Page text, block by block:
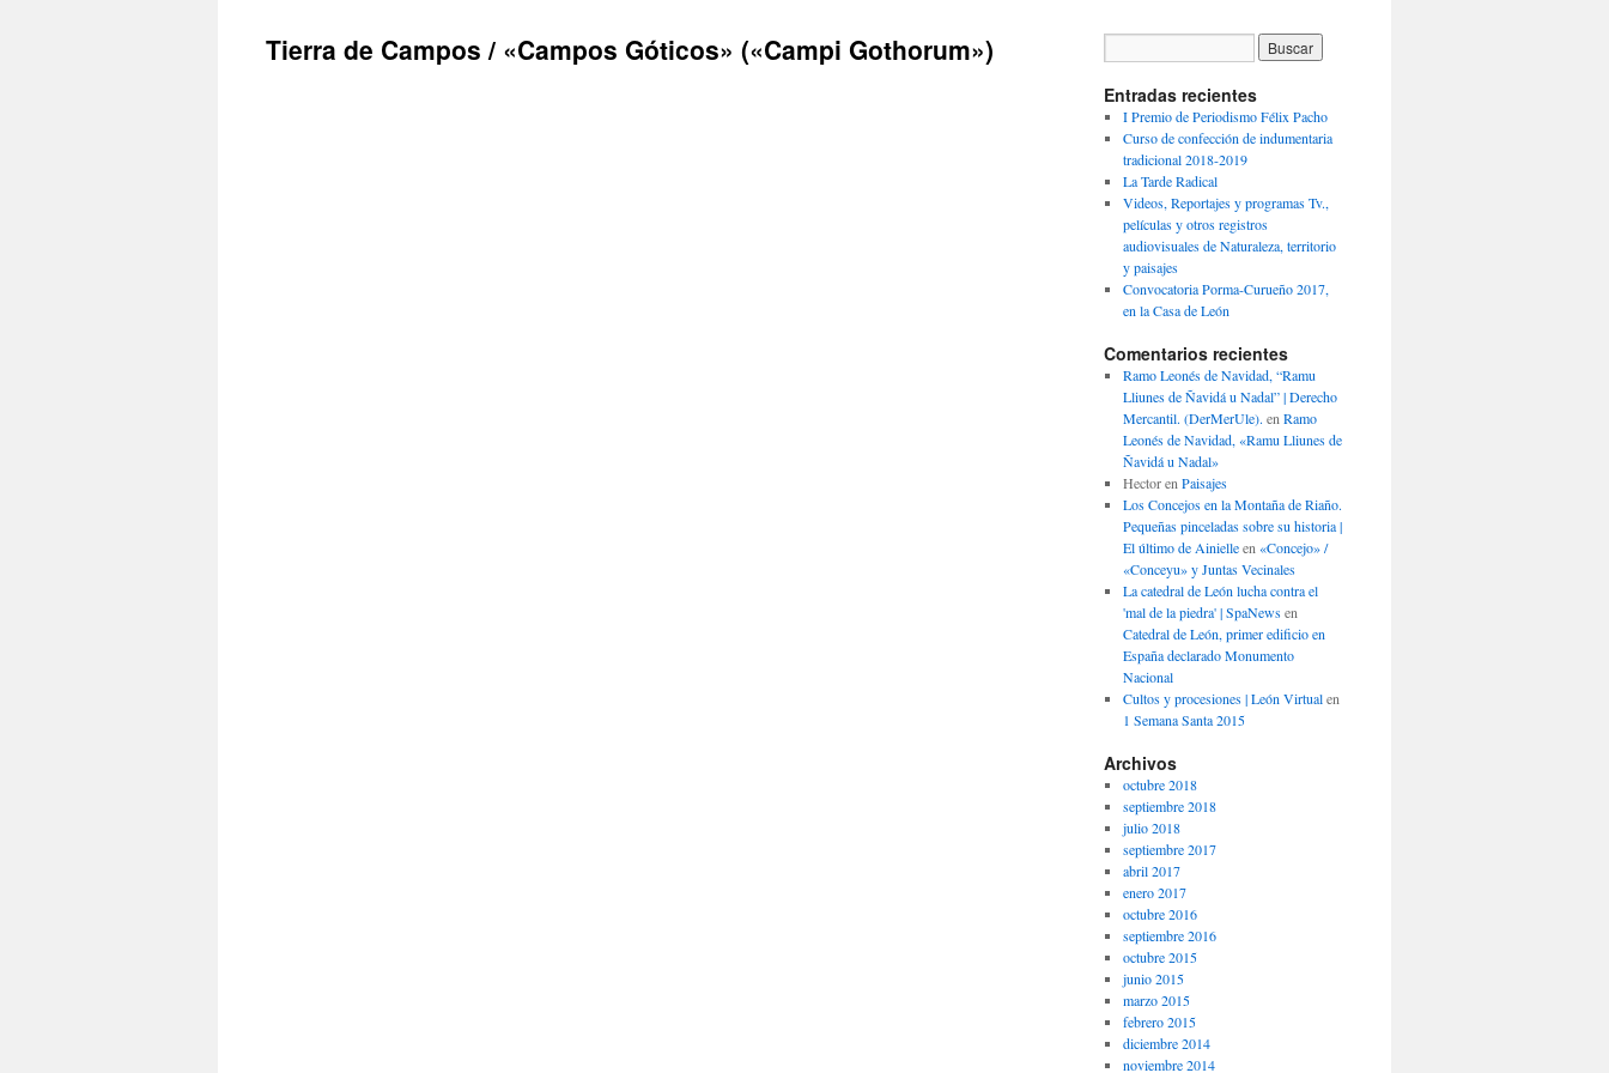
Tierra de Campos / «Campos Góticos» («Campi Gothorum»)
Entradas recientes
I Premio de Periodismo Félix Pacho
Curso de confección de indumentaria
tradicional 2018-2019
La Tarde Radical
Videos, Reportajes y programas Tv.,
películas y otros registros
audiovisuales de Naturaleza, territorio
y paisajes
Convocatoria Porma-Curueño 2017,
en la Casa de León
Comentarios recientes
Ramo Leonés de Navidad, “Ramu
Lliunes de Ñavidá u Nadal” | Derecho
Mercantil. (DerMerUle). en Ramo
Leonés de Navidad, «Ramu Lliunes de
Ñavidá u Nadal»
Hectoren Paisajes
Los Concejos en la Montaña de Riaño.
Pequeñas pinceladas sobre su historia |
El último de Ainielleen «Concejo» /
«Conceyu» y Juntas Vecinales
La catedral de León lucha contra el
'mal de la piedra' | SpaNewsen
Catedral de León, primer edificio en
España declarado Monumento
Nacional
Cultos y procesiones | León Virtualen
1 Semana Santa 2015
Archivos
octubre 2018
septiembre 2018
julio 2018
septiembre 2017
abril 2017
enero 2017
octubre 2016
septiembre 2016
octubre 2015
junio 2015
marzo 2015
febrero 2015
diciembre 2014
noviembre 2014